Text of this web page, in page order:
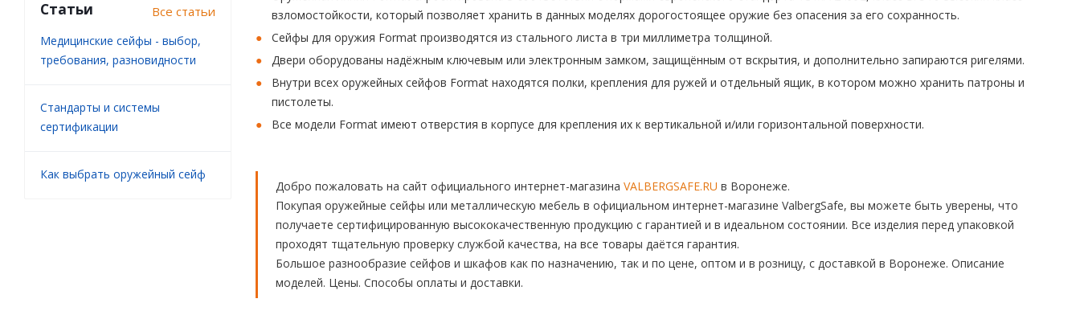
взломостойкости, который позволяет хранить в данных моделях дорогостоящее оружие без опасения за его сохранность.
Сейфы для оружия Format производятся из стального листа в три миллиметра толщиной.
Двери оборудованы надёжным ключевым или электронным замком, защищённым от вскрытия, и дополнительно запираются ригелями.
Внутри всех оружейных сейфов Format находятся полки, крепления для ружей и отдельный ящик, в котором можно хранить патроны и
пистолеты.
Все модели Format имеют отверстия в корпусе для крепления их к вертикальной и/или горизонтальной поверхности.
Добро пожаловать на сайт официального интернет-магазина VALBERGSAFE.RU в Воронеже.
Покупая оружейные сейфы или металлическую мебель в официальном интернет-магазине ValbergSafe, вы можете быть уверены, что
получаете сертифицированную высококачественную продукцию с гарантией и в идеальном состоянии. Все изделия перед упаковкой
проходят тщательную проверку службой качества, на все товары даётся гарантия.
Большое разнообразие сейфов и шкафов как по назначению, так и по цене, оптом и в розницу, с доставкой в Воронеже. Описание
моделей. Цены. Способы оплаты и доставки.
Статьи Все статьи
Медицинские сейфы - выбор,
требования, разновидности
Стандарты и системы
сертификации
Как выбрать оружейный сейф